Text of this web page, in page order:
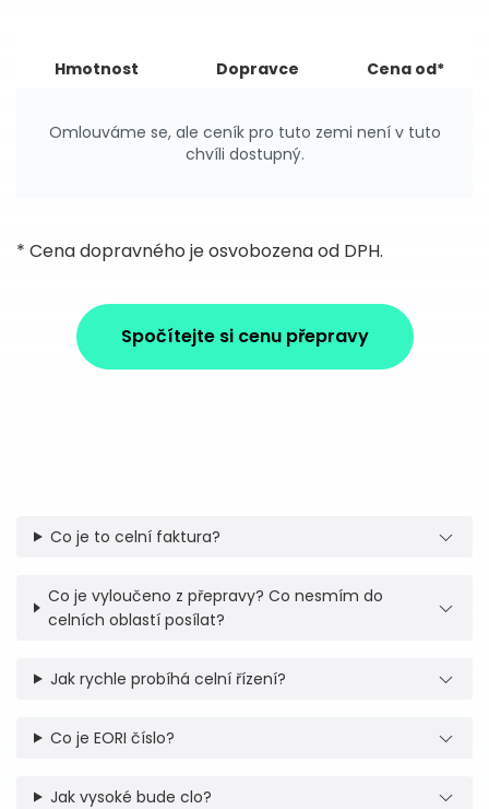
Hmotnost Dopravce Cena od*
Omlouváme se, ale ceník pro tuto zemi není v tuto
chvíli dostupný.
* Cena dopravného je osvobozena od DPH.
Spočítejte si cenu přepravy
Co je to celní faktura?
Co je vyloučeno z přepravy? Co nesmím do
celních oblastí posílat?
Jak rychle probíhá celní řízení?
Co je EORI číslo?
Jak vysoké bude clo?